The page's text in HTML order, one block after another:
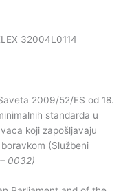
32004L0114
2009/52/ES od 18.
standarda u
koji zapošljavaju
(Službeni
0032)